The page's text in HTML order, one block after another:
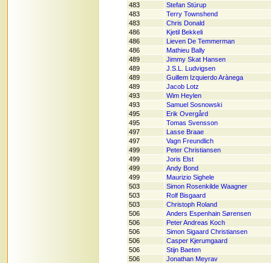
483
Stefan Stürup
483
Terry Townshend
483
Chris Donald
486
Kjetil Bekkeli
486
Lieven De Temmerman
486
Mathieu Bally
489
Jimmy Skat Hansen
489
J.S.L. Ludvigsen
489
Guillem Izquierdo Arànega
489
Jacob Lotz
493
Wim Heylen
493
Samuel Sosnowski
495
Erik Overgård
495
Tomas Svensson
497
Lasse Braae
497
Vagn Freundlich
499
Peter Christiansen
499
Joris Elst
499
Andy Bond
499
Maurizio Sighele
503
Simon Rosenkilde Waagner
503
Rolf Bisgaard
503
Christoph Roland
506
Anders Espenhain Sørensen
506
Peter Andreas Koch
506
Simon Sigaard Christiansen
506
Casper Kjerumgaard
506
Stijn Baeten
506
Jonathan Meyrav